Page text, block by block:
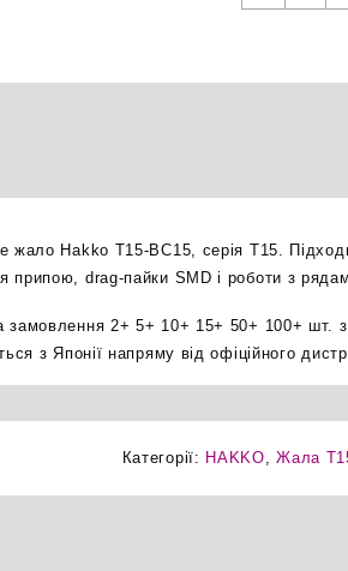
жало Hakko T15-BC15, серія T15.
припою, drag-пайки SMD і роботи з
замовлення 2+ 5+ 10+ 15+ 50+ 100+ шт.
з Японії напряму від офіційного
Категорії: HAKKO,Жала